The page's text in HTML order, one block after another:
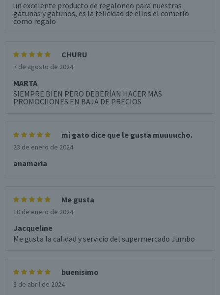
un excelente producto de regaloneo para nuestras
gatunas y gatunos, es la felicidad de ellos el comerlo
como regalo
CHURU
7 de agosto de 2024
MARTA
SIEMPRE BIEN PERO DEBERÍAN HACER MÁS
PROMOCIIONES EN BAJA DE PRECIOS
mi gato dice que le gusta muuuucho.
23 de enero de 2024
anamaria
Me gusta
10 de enero de 2024
Jacqueline
Me gusta la calidad y servicio del supermercado Jumbo
buenisimo
8 de abril de 2024